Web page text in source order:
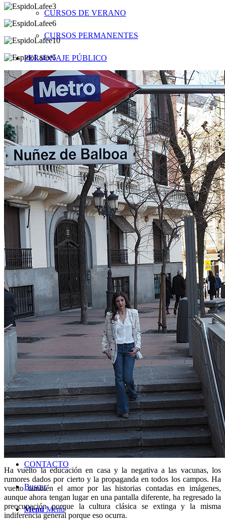
CURSOS DE VERANO
CURSOS PERMANENTES
PERSONAJE PÚBLICO
CLUB DE LECTURA VIAJES AZUL MARINO
2024
IMAGEN EN CAMPAÑAS PUBLICITARIAS
COLABORACIONES ESPECIALES
ACTRIZ
PRESENTADORA
VIAJES
TV / RADIO / OPINIÓN / PODCAST
Televisión
Obra Sonora
Radio
«Podría ser peor» rtve
Columna «20minutos»
Columna Artículo 14
Revista «Viajar»
Podcast
BLOG
CONTACTO
Buscar
Menú Menú
Ha vuelto la educación en casa y la negativa a las vacunas, los
rumores dados por cierto y la propaganda en todos los campos. Ha
vuelto también el amor por las historias contadas en imágenes,
aunque ahora tengan lugar en una pantalla diferente, ha regresado la
preocupación porque la cultura clásica se extinga y la misma
indiferencia general porque eso ocurra.